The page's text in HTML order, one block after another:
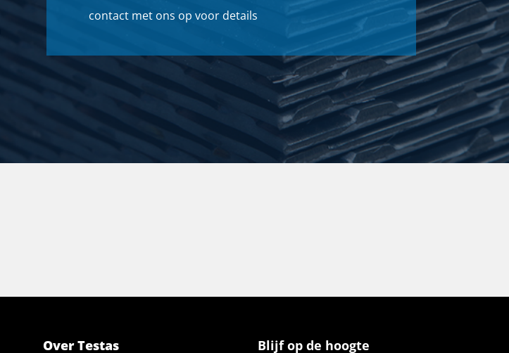
contact met ons op voor details
Over Testas Blijf op de hoogte